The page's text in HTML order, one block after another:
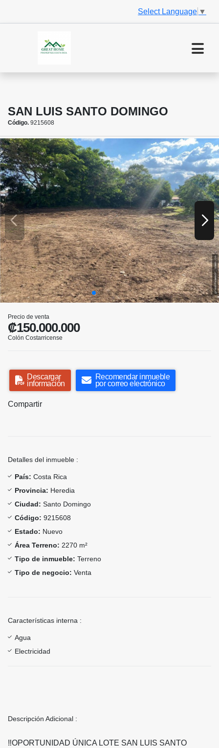
Select Language ▼
SAN LUIS SANTO DOMINGO
Código. 9215608
Precio de venta
₡150.000.000
Colón Costarricense
Descargar
información
Recomendar inmueble
por correo electrónico
Compartir
Detalles del inmueble :
País: Costa Rica
Provincia: Heredia
Ciudad: Santo Domingo
Código: 9215608
Estado: Nuevo
Área Terreno: 2270 m²
Tipo de inmueble: Terreno
Tipo de negocio: Venta
Características interna :
Agua
Electricidad
Descripción Adicional :
‼️OPORTUNIDAD ÚNICA LOTE SAN LUIS SANTO